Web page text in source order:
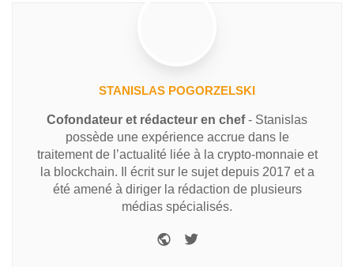
STANISLAS POGORZELSKI
Cofondateur et rédacteur en chef- Stanislas
possède une expérience accrue dans le
traitement de l’actualité liée à la crypto-monnaie et
la blockchain. Il écrit sur le sujet depuis 2017 et a
été amené à diriger la rédaction de plusieurs
médias spécialisés.